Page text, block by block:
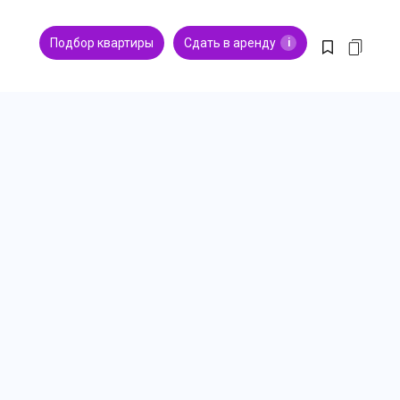
Подбор квартиры Сдать в аренду i